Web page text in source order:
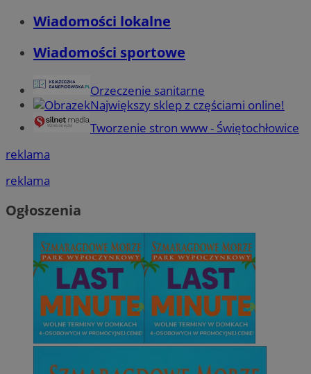
Wiadomości lokalne
Wiadomości sportowe
Orzeczenie sanitarne
Największy sklep z częściami online!
Tworzenie stron www - Świętochłowice
reklama
reklama
Ogłoszenia